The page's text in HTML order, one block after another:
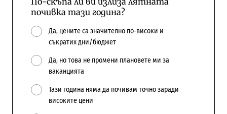
почивка тази година?
Да, цените са значително по-високи и
съкратих дни/бюджет
Да, но това не промени плановете ми за
ваканцията
Тази година няма да почивам точно заради
високите цени